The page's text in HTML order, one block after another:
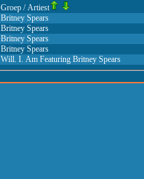
Groep / Artiest
Britney Spears
Britney Spears
Britney Spears
Britney Spears
Will. I. Am Featuring Britney Spears